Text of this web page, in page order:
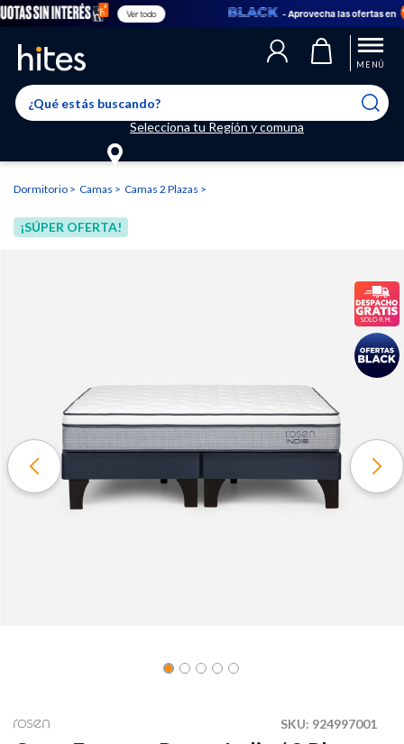
Ver todo - Aprovecha las ofertas en
MENÚ
Selecciona tu Región y comuna
El producto ha sido eliminado correctamente
El producto ha sido agregado a tu lista de favoritos correctamente
Llegaste al límite de productos favoritos permitidos, para agregar
uno nuevo ingresa a “Mi cuenta” y elimina los que ya no necesitas.
Dormitorio Camas Camas 2 Plazas
¡SÚPER OFERTA!
SKU: 924997001